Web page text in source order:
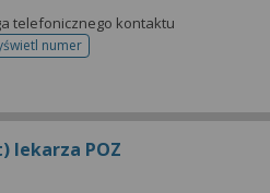
telefonicznego kontaktu
numer
telefonu do rejestracji
lekarza POZ